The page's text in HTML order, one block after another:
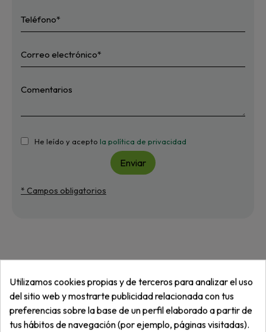
He leído y acepto la política de privacidad
Enviar
* Campos obligatorios
Utilizamos cookies propias y de terceros para analizar el uso
del sitio web y mostrarte publicidad relacionada con tus
preferencias sobre la base de un perfil elaborado a partir de
tus hábitos de navegación (por ejemplo, páginas visitadas).